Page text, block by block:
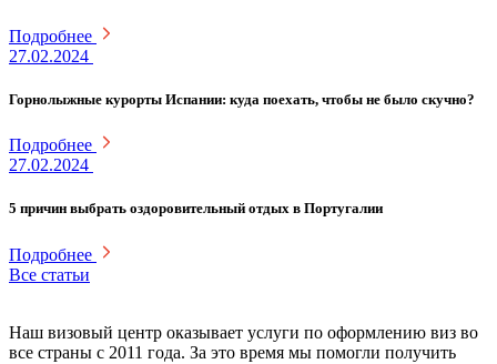
Подробнее
27.02.2024
Горнолыжные курорты Испании: куда поехать, чтобы не было скучно?
Подробнее
27.02.2024
5 причин выбрать оздоровительный отдых в Португалии
Подробнее
Все статьи
Наш визовый центр оказывает услуги по оформлению виз во
все страны с 2011 года. За это время мы помогли получить